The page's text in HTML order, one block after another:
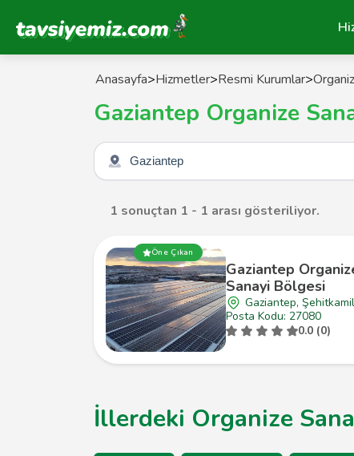
Tavsiyemiz Anasayfa
Anasayfa>Hizmetler>Resmi Kurumlar>
Gaziantep Organize
Şehir seçin
1 sonuçtan 1 - 1 arası gösteriliyor.
Öne Çıkan
Gaziantep
Sanayi Bölgesi
Gaziantep, Şehitkamil
Posta Kodu: 27080
0.0 (0)
İllerdeki Organize